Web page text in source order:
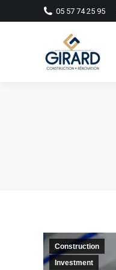
05 57 74 25 95
Construction
Investment